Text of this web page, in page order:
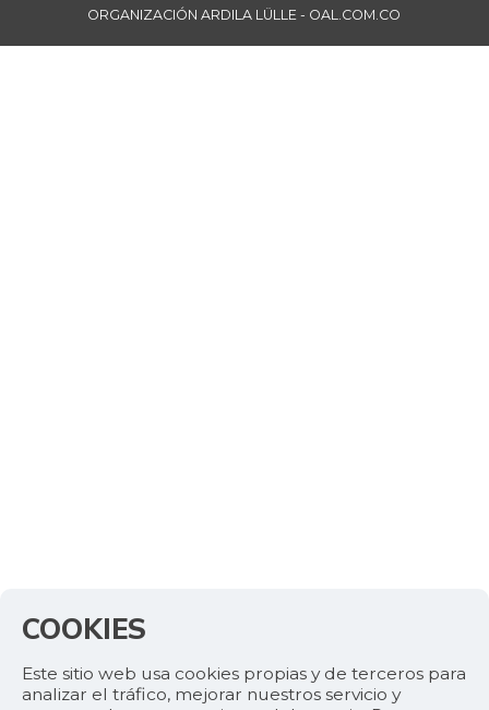
ORGANIZACIÓN ARDILA LÜLLE - OAL.COM.CO
COOKIES
Este sitio web usa cookies propias y de terceros para
analizar el tráfico, mejorar nuestros servicio y